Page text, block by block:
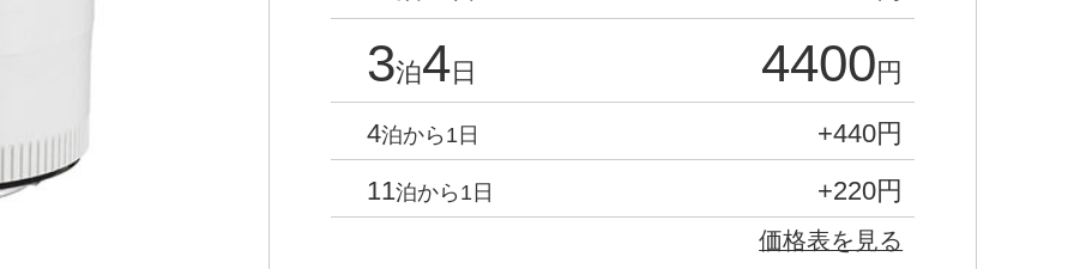
3泊4 日 4400 円
4泊から1日 +440円
11泊から1日 +220円
価格表を見る